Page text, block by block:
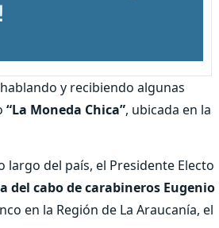
y recibiendo algunas
“La Moneda Chica”, ubicada en la
del país, el Presidente Electo
del cabo de carabineros Eugenio
en la Región de La Araucanía, el